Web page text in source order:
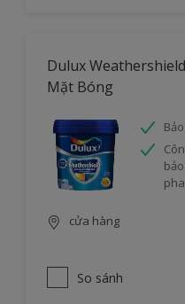
Dulux
Mặt Bóng
cửa hàng
So sánh